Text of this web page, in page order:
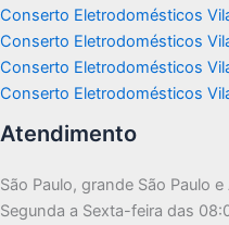
Conserto Eletrodomésticos
Conserto Eletrodomésticos
Conserto Eletrodomésticos
Conserto Eletrodomésticos
Atendimento
São Paulo, grande São Paulo e
Segunda a Sexta-feira das